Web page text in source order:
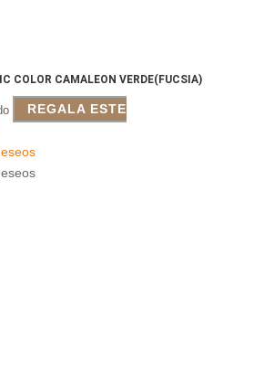
COLOR CAMALEON VERDE(FUCSIA)
REGALA ESTE